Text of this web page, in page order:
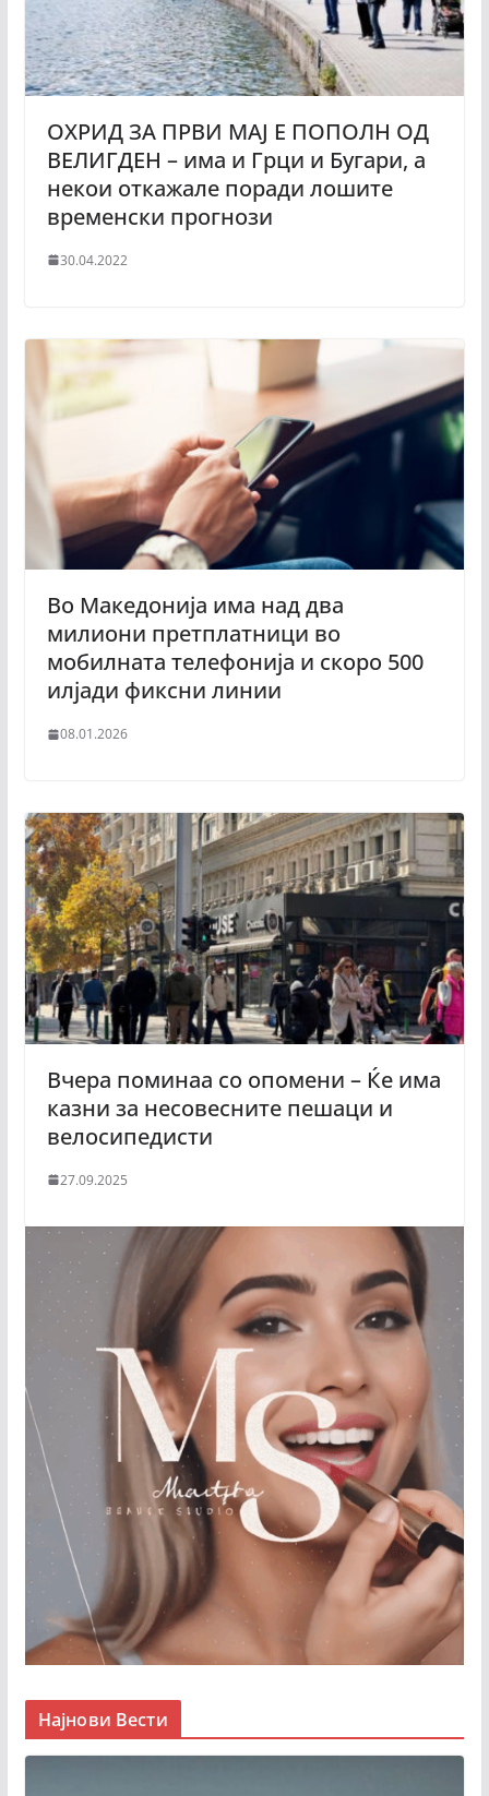
ОХРИД ЗА ПРВИ МАЈ Е ПОПОЛН ОД
ВЕЛИГДЕН – има и Грци и Бугари, а
некои откажале поради лошите
временски прогнози
30.04.2022
Во Македонија има над два
милиони претплатници во
мобилната телефонија и скоро 500
илјади фиксни линии
08.01.2026
Вчера поминаа со опомени – Ќе има
казни за несовесните пешаци и
велосипедисти
27.09.2025
Најнови Вести